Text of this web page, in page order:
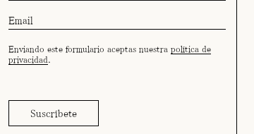
Enviando este formulario aceptas nuestra política de
privacidad.